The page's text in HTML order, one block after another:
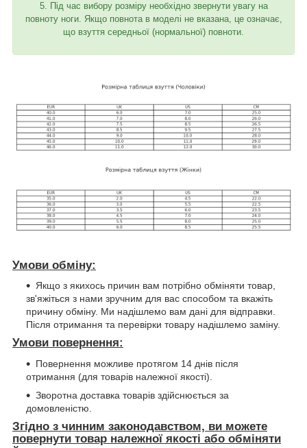
5. Під час вибору розміру необхідно звернути увагу на
повноту ноги. Якщо повнота в моделі не вказана, це означає,
що взуття середньої (нормальної) повноти.
Умови обміну:
Якщо з якихось причин вам потрібно обміняти товар,
зв'яжіться з нами зручним для вас способом та вкажіть
причину обміну. Ми надішлемо вам дані для відправки.
Після отримання та перевірки товару надішлемо заміну.
Умови повернення:
Повернення можливе протягом 14 днів після
отримання (для товарів належної якості).
Зворотна доставка товарів здійснюється за
домовленістю.
Згідно з чинним законодавством, ви можете
повернути товар належної якості або обміняти